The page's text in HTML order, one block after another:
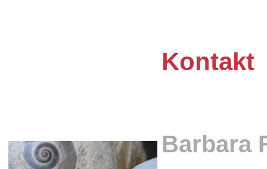
Kontakt
Barbara